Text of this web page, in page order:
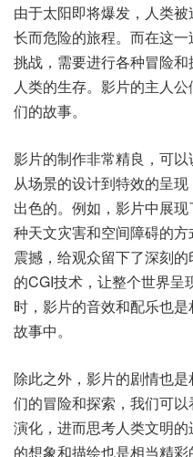
由于太阳即将爆发，人类
长而危险的旅程。而在这
挑战，需要进行各种冒险
人类的生存。影片的主人
们的故事。
影片的制作非常精良，可以
从场景的设计到特效的呈
出色的。例如，影片中展
种天文灾害和空间障碍的
震撼，给观众留下了深刻
的CGI技术，让整个世界呈
时，影片的音效和配乐也
故事中。
除此之外，影片的剧情也
们的冒险和探索，我们可
演化，进而思考人类文明
的想象和描绘也是相当精